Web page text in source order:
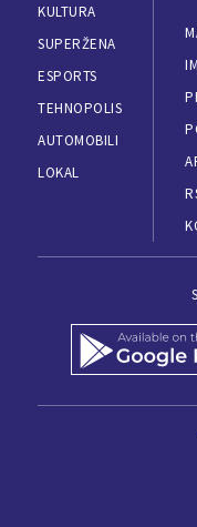
KULTURA
SUPERŽENA
ESPORTS
TEHNOPOLIS
AUTOMOBILI
LOKAL